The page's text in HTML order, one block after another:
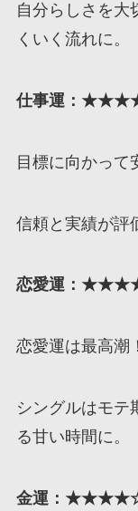
自分らしさを大
くいく流れに。
仕事運：
目標に向かって
信頼と実績が評
恋愛運：★★★
恋愛運は最高潮！
シングルはモテ
る甘い時間に。
金運：